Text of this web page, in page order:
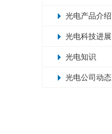
光电产品介绍
光电科技进展
光电知识
光电公司动态